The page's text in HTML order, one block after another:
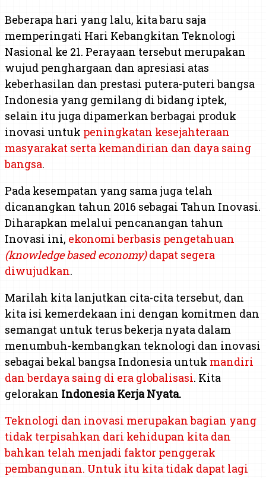
Beberapa hari yang lalu, kita baru saja
memperingati Hari Kebangkitan Teknologi
Nasional ke 21. Perayaan tersebut merupakan
wujud penghargaan dan apresiasi atas
keberhasilan dan prestasi putera-puteri bangsa
Indonesia yang gemilang di bidang iptek,
selain itu juga dipamerkan berbagai produk
inovasi untuk peningkatan kesejahteraan
masyarakat serta kemandirian dan daya saing
bangsa.
Pada kesempatan yang sama juga telah
dicanangkan tahun 2016 sebagai Tahun Inovasi.
Diharapkan melalui pencanangan tahun
Inovasi ini, ekonomi berbasis pengetahuan
(knowledge based economy)dapat segera
diwujudkan.
Marilah kita lanjutkan cita-cita tersebut, dan
kita isi kemerdekaan ini dengan komitmen dan
semangat untuk terus bekerja nyata dalam
menumbuh-kembangkan teknologi dan inovasi
sebagai bekal bangsa Indonesia untuk mandiri
dan berdaya saing di era globalisasi. Kita
gelorakan IndonesiaKerja Nyata.
Teknologi dan inovasi merupakan bagian yang
tidak terpisahkan dari kehidupan kita dan
bahkan telah menjadi faktor penggerak
pembangunan. Untuk itu kita tidak dapat lagi